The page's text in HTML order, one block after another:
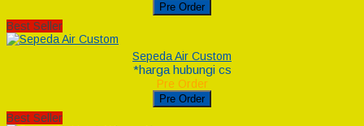
Pre Order
Best Seller
Sepeda Air Custom
*harga hubungi cs
Pre Order
Pre Order
Best Seller